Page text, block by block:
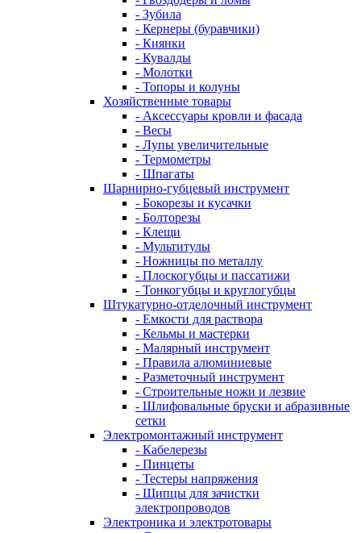
- Зубила
- Кернеры (буравчики)
- Киянки
- Кувалды
- Молотки
- Топоры и колуны
Хозяйственные товары
- Аксессуары кровли и фасада
- Весы
- Лупы увеличительные
- Термометры
- Шпагаты
Шарнирно-губцевый инструмент
- Бокорезы и кусачки
- Болторезы
- Клещи
- Мультитулы
- Ножницы по металлу
- Плоскогубцы и пассатижи
- Тонкогубцы и круглогубцы
Штукатурно-отделочный инструмент
- Емкости для раствора
- Кельмы и мастерки
- Малярный инструмент
- Правила алюминиевые
- Разметочный инструмент
- Строительные ножи и лезвие
- Шлифовальные бруски и абразивные
сетки
Электромонтажный инструмент
- Кабелерезы
- Пинцеты
- Тестеры напряжения
- Щипцы для зачистки
электропроводов
Электроника и электротовары